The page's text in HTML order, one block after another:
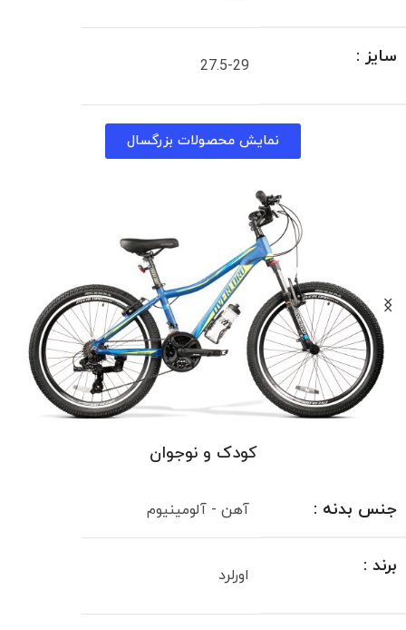
سایز : 27.5-29
نمایش محصولات بزرگسال
کودک و نوجوان
جنس بدنه : آهن - آلومینیوم
برند : اورلرد